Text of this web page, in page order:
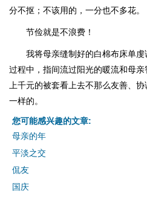
分不抠；不该用的，一分也不多花。
节俭就是不浪费！
我将母亲缝制好的白棉布床单
过程中，指间流过阳光的暖流和母
上千元的被套看上去不那么友善、
一样的。
您可能感兴趣的文章:
母亲的年
平淡之交
侃友
国庆